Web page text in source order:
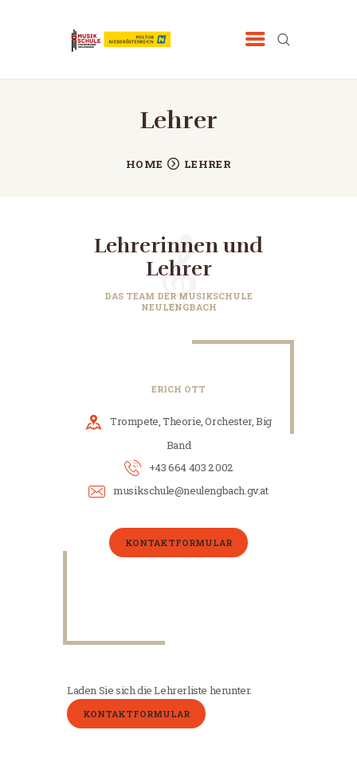
Lehrer
HOME LEHRER
MUSIKSCHULE NEULENGBACH
Lehrerinnen und
Lehrer
DAS TEAM DER MUSIKSCHULE
NEULENGBACH
ERICH OTT
Trompete, Theorie, Orchester, Big
Band
+43 664 403 2 002
musikschule@neulengbach.gv.at
KONTAKTFORMULAR
Laden Sie sich die Lehrerliste herunter.
KONTAKTFORMULAR